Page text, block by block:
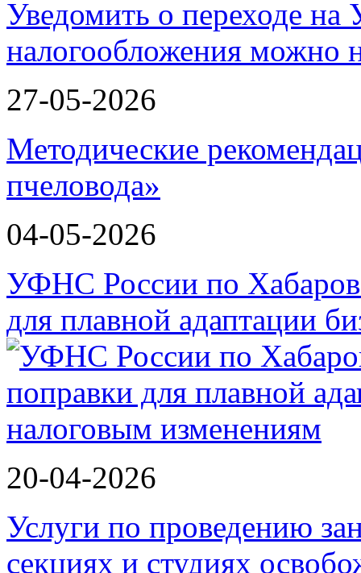
Уведомить о переходе
налогообложения можно
27-05-2026
Методические
пчеловода»
04-05-2026
УФНС России по
для плавной адаптации
20-04-2026
Услуги по проведению
секциях и студиях